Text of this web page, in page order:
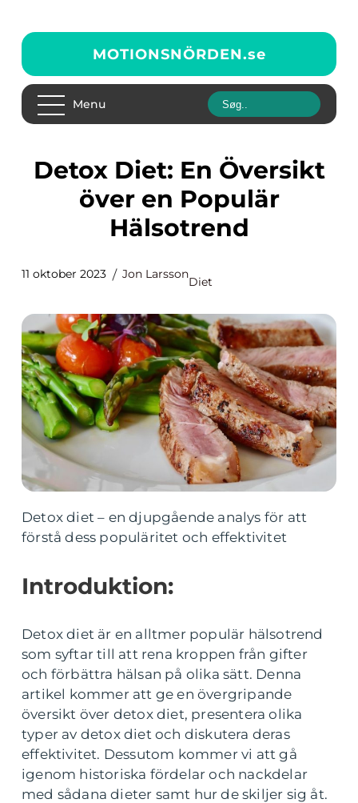
MOTIONSNÖRDEN.se
Menu
Detox Diet: En Översikt
över en Populär
Hälsotrend
11 oktober 2023 Jon Larsson
Diet
Detox diet – en djupgående analys för att
förstå dess populäritet och effektivitet
Introduktion:
Detox diet är en alltmer populär hälsotrend
som syftar till att rena kroppen från gifter
och förbättra hälsan på olika sätt. Denna
artikel kommer att ge en övergripande
översikt över detox diet, presentera olika
typer av detox diet och diskutera deras
effektivitet. Dessutom kommer vi att gå
igenom historiska fördelar och nackdelar
med sådana dieter samt hur de skiljer sig åt.